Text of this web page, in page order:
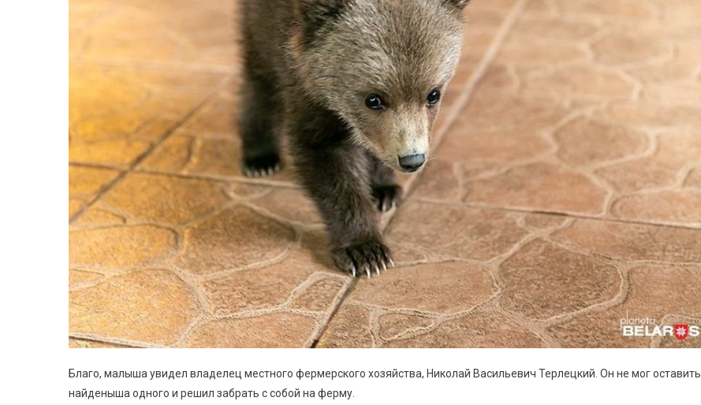
Благо, малыша увидел владелец местного фермерского хозяйства, Николай Васильевич Терлецкий. Он не мог оставить
найденыша одного и решил забрать с собой на ферму.